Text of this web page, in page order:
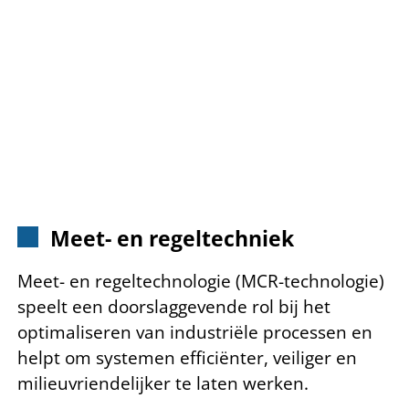
Meet- en regeltechniek
Meet- en regeltechnologie (MCR-technologie)
speelt een doorslaggevende rol bij het
optimaliseren van industriële processen en
helpt om systemen efficiënter, veiliger en
milieuvriendelijker te laten werken.